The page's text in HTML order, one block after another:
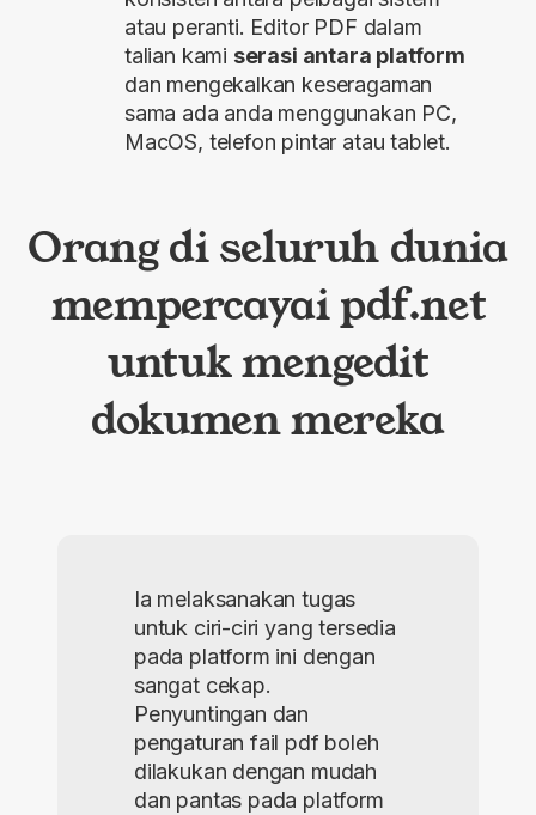
atau peranti. Editor PDF dalam
talian kami serasi antara platform
dan mengekalkan keseragaman
sama ada anda menggunakan PC,
MacOS, telefon pintar atau tablet.
Orang di seluruh dunia
mempercayai pdf.net
untuk mengedit
dokumen mereka
Ia melaksanakan tugas
untuk ciri-ciri yang tersedia
pada platform ini dengan
sangat cekap.
Penyuntingan dan
pengaturan fail pdf boleh
dilakukan dengan mudah
dan pantas pada platform